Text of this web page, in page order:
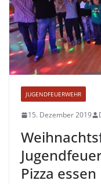
JUGENDFEUERWEHR
15. Dezember 2019
Pizza essen